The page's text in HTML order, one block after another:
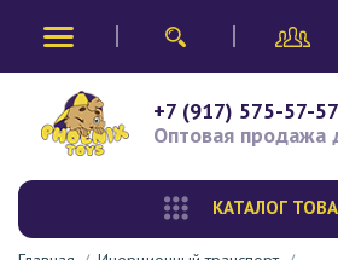
+7 (917) 575-57-57
Оптовая продажа
КАТАЛОГ